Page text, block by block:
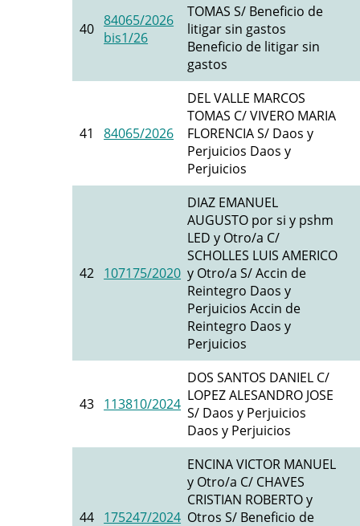
40 84065/2026
bis1/26
TOMAS S/ Beneficio de
litigar sin gastos
Beneficio de litigar sin
gastos
41 84065/2026
DEL VALLE MARCOS
TOMAS C/ VIVERO MARIA
FLORENCIA S/ Daos y
Perjuicios Daos y
Perjuicios
42 107175/2020
DIAZ EMANUEL
AUGUSTO por si y pshm
LED y Otro/a C/
SCHOLLES LUIS AMERICO
y Otro/a S/ Accin de
Reintegro Daos y
Perjuicios Accin de
Reintegro Daos y
Perjuicios
43 113810/2024
DOS SANTOS DANIEL C/
LOPEZ ALESANDRO JOSE
S/ Daos y Perjuicios
Daos y Perjuicios
44 175247/2024
ENCINA VICTOR MANUEL
y Otro/a C/ CHAVES
CRISTIAN ROBERTO y
Otros S/ Beneficio de